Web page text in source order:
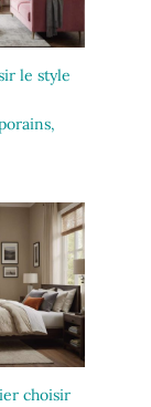
le style
,
choisir